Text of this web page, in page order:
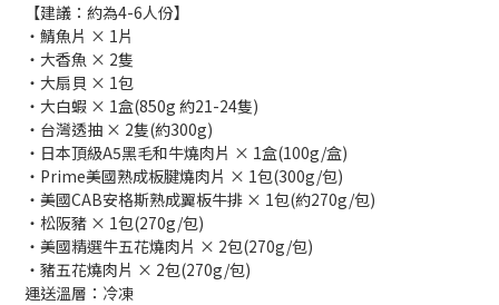
【建議：約為4-6人份】
・鯖魚片 × 1片
・大香魚 × 2隻
・大扇貝 × 1包
・大白蝦 × 1盒(850g 約21-24隻)
・台灣透抽 × 2隻(約300g)
・日本頂級A5黑毛和牛燒肉片 × 1盒(100g/盒)
・Prime美國熟成板腱燒肉片 × 1包(300g/包)
・美國CAB安格斯熟成翼板牛排 × 1包(約270g/包)
・松阪豬 × 1包(270g/包)
・美國精選牛五花燒肉片 × 2包(270g/包)
・豬五花燒肉片 × 2包(270g/包)
運送溫層：冷凍